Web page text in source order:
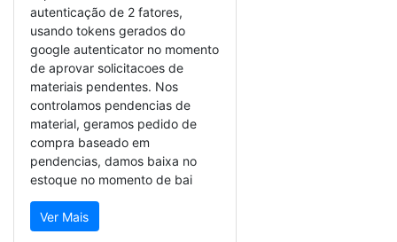
autenticação de 2 fatores,
usando tokens gerados do
google autenticator no momento
de aprovar solicitacoes de
materiais pendentes. Nos
controlamos pendencias de
material, geramos pedido de
compra baseado em
pendencias, damos baixa no
estoque no momento de bai
Ver Mais